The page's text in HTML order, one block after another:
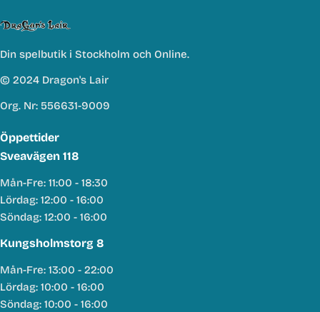
Din spelbutik i Stockholm och Online.
© 2024 Dragon's Lair
Org. Nr: 556631-9009
Öppettider
Sveavägen 118
Mån-Fre: 11:00 - 18:30
Lördag: 12:00 - 16:00
Söndag: 12:00 - 16:00
Kungsholmstorg 8
Mån-Fre: 13:00 - 22:00
Lördag: 10:00 - 16:00
Söndag: 10:00 - 16:00